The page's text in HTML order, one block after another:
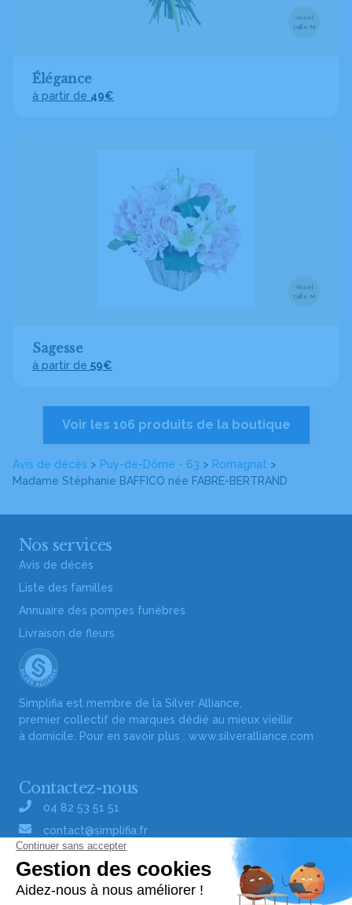
Avis de décès > Puy-de-Dôme - 63 > Romagnat >
Madame Stéphanie BAFFICO née FABRE-BERTRAND
Visuel
taille M
Élégance
à partir de 49€
Visuel
taille M
Sagesse
à partir de 59€
Voir les 106 produits de la boutique
Nos services
Avis de décès
Liste des familles
Annuaire des pompes funèbres
Livraison de fleurs
Simplifia est membre de la Silver Alliance,
premier collectif de marques dédié au mieux vieillir
à domicile. Pour en savoir plus : www.silveralliance.com
Contactez-nous
04 82 53 51 51
contact@simplifia.fr
Réseaux sociaux